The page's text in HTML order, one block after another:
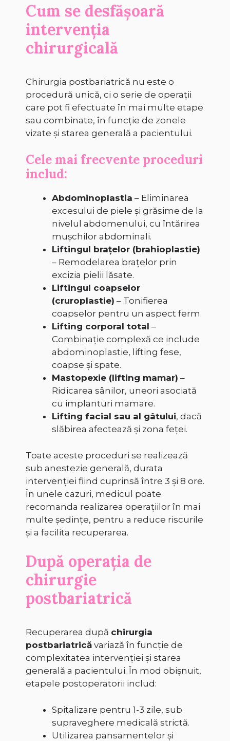
Cum se desfășoară
intervenția
chirurgicală
Chirurgia postbariatrică nu este o
procedură unică, ci o serie de operații
care pot fi efectuate în mai multe etape
sau combinate, în funcție de zonele
vizate și starea generală a pacientului.
Cele mai frecvente proceduri
includ:
Abdominoplastia – Eliminarea
excesului de piele și grăsime de la
nivelul abdomenului, cu întărirea
mușchilor abdominali.
Liftingul brațelor (brahioplastie)
– Remodelarea brațelor prin
excizia pielii lăsate.
Liftingul coapselor
(cruroplastie) – Tonifierea
coapselor pentru un aspect ferm.
Lifting corporal total –
Combinație complexă ce include
abdominoplastie, lifting fese,
coapse și spate.
Mastopexie (lifting mamar) –
Ridicarea sânilor, uneori asociată
cu implanturi mamare.
Lifting facial sau al gâtului, dacă
slăbirea afectează și zona feței.
Toate aceste proceduri se realizează
sub anestezie generală, durata
intervenției fiind cuprinsă între 3 și 8 ore.
În unele cazuri, medicul poate
recomanda realizarea operațiilor în mai
multe ședințe, pentru a reduce riscurile
și a facilita recuperarea.
După operația de
chirurgie
postbariatrică
Recuperarea după chirurgia
postbariatrică variază în funcție de
complexitatea intervenției și starea
generală a pacientului. În mod obișnuit,
etapele postoperatorii includ:
Spitalizare pentru 1-3 zile, sub
supraveghere medicală strictă.
Utilizarea pansamentelor și